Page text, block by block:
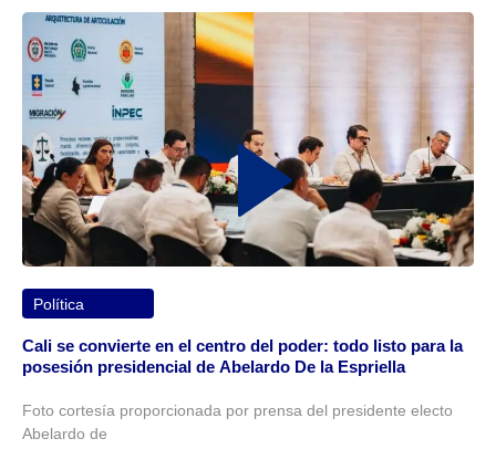
Política
Cali se convierte en el centro del poder: todo listo para la
posesión presidencial de Abelardo De la Espriella
Foto cortesía proporcionada por prensa del presidente electo
Abelardo de